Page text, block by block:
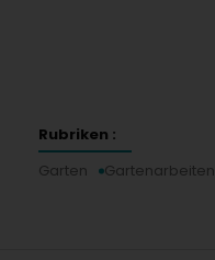
Rubriken :
Garten
Gartenarbeiten